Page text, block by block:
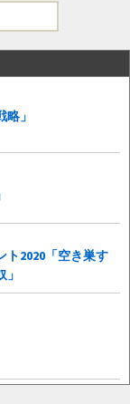
」
2020「空き巣す